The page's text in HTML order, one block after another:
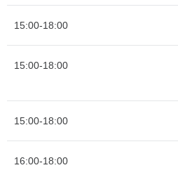
15:00-18:00
15:00-18:00
15:00-18:00
16:00-18:00